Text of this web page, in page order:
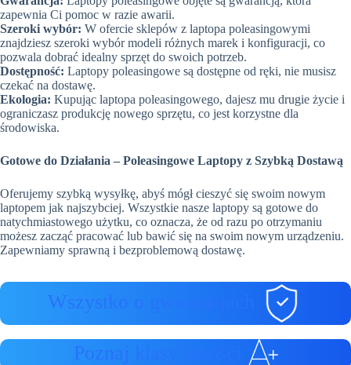
zapewnia Ci pomoc w razie awarii.
Szeroki wybór: W ofercie sklepów z laptopa poleasingowymi
znajdziesz szeroki wybór modeli różnych marek i konfiguracji, co
pozwala dobrać idealny sprzęt do swoich potrzeb.
Dostępność: Laptopy poleasingowe są dostępne od ręki, nie musisz
czekać na dostawę.
Ekologia: Kupując laptopa poleasingowego, dajesz mu drugie życie i
ograniczasz produkcję nowego sprzętu, co jest korzystne dla
środowiska.
Gotowe do Działania – Poleasingowe Laptopy z Szybką Dostawą
Oferujemy szybką wysyłkę, abyś mógł cieszyć się swoim nowym
laptopem jak najszybciej. Wszystkie nasze laptopy są gotowe do
natychmiastowego użytku, co oznacza, że od razu po otrzymaniu
możesz zacząć pracować lub bawić się na swoim nowym urządzeniu.
Zapewniamy sprawną i bezproblemową dostawę.
Wszystko o gwarancjach
Poznaj klasy jakości